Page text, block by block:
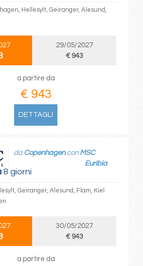
Hellesylt, Geiranger, Alesund,
29/05/2027
€ 943
a partire da
€ 943
DETTAGLI
8 giorni
da Copenhagencon MSC
Euribia
Geiranger, Alesund, Flam, Kiel
30/05/2027
€ 943
a partire da